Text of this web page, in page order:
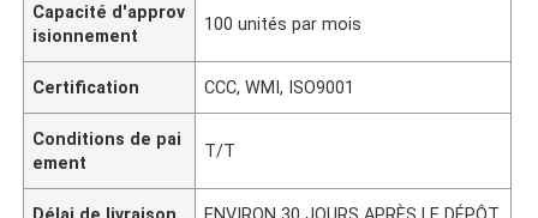
Capacité d'approv
isionnement
100 unités par mois
Certification CCC, WMI, ISO9001
Conditions de pai
ement
T/T
Délai de livraison ENVIRON 30 JOURS APRÈS LE DÉPÔT